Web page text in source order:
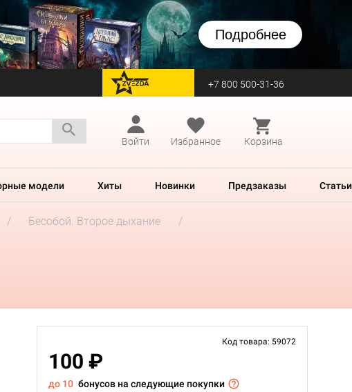
Подробнее
перейти на Zvezda +7 800 500-31-36
Войти
Избранное Корзина
модели Хиты Новинки Предзаказы Статьи
Бесобой. Второе дыхание
Код товара: 59072
100 ₽
до 10 бонусов на следующие покупки